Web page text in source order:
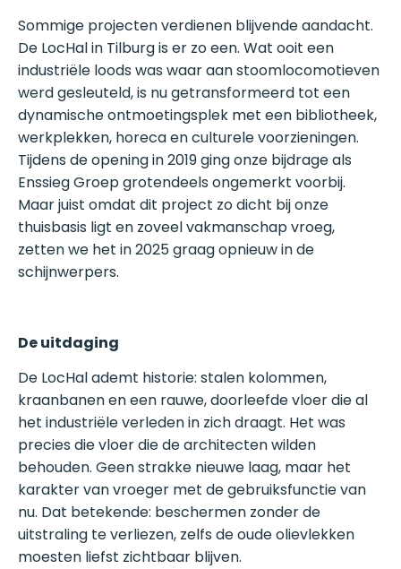
Sommige projecten verdienen blijvende aandacht.
De LocHal in Tilburg is er zo een. Wat ooit een
industriële loods was waar aan stoomlocomotieven
werd gesleuteld, is nu getransformeerd tot een
dynamische ontmoetingsplek met een bibliotheek,
werkplekken, horeca en culturele voorzieningen.
Tijdens de opening in 2019 ging onze bijdrage als
Enssieg Groep grotendeels ongemerkt voorbij.
Maar juist omdat dit project zo dicht bij onze
thuisbasis ligt en zoveel vakmanschap vroeg,
zetten we het in 2025 graag opnieuw in de
schijnwerpers.
De uitdaging
De LocHal ademt historie: stalen kolommen,
kraanbanen en een rauwe, doorleefde vloer die al
het industriële verleden in zich draagt. Het was
precies die vloer die de architecten wilden
behouden. Geen strakke nieuwe laag, maar het
karakter van vroeger met de gebruiksfunctie van
nu. Dat betekende: beschermen zonder de
uitstraling te verliezen, zelfs de oude olievlekken
moesten liefst zichtbaar blijven.